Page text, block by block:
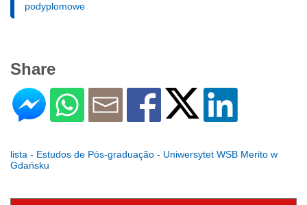
podyplomowe
Share
lista - Estudos de Pós-graduação - Uniwersytet WSB Merito w
Gdańsku